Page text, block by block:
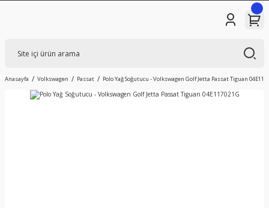
Anasayfa Volkswagen Passat Polo Yağ Soğutucu - Volkswagen Golf Jetta Passat Tiguan